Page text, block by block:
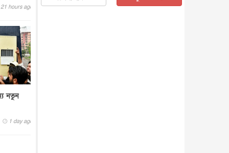
21 hours ago
নতুন
1 day ago
জাতীয় ৫ আগস্ট, ২০২৬